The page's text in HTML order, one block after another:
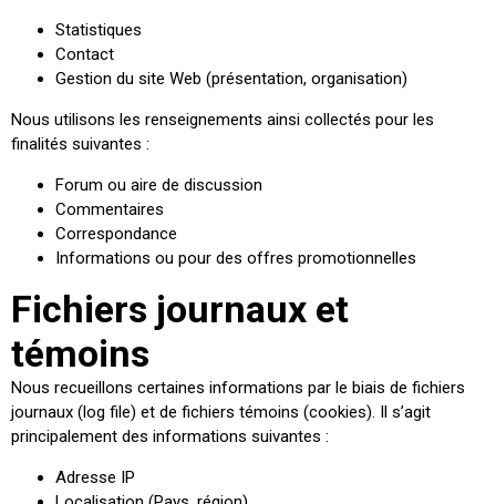
Statistiques
Contact
Gestion du site Web (présentation, organisation)
Nous utilisons les renseignements ainsi collectés pour les
finalités suivantes :
Forum ou aire de discussion
Commentaires
Correspondance
Informations ou pour des offres promotionnelles
Fichiers journaux et
témoins
Nous recueillons certaines informations par le biais de fichiers
journaux (log file) et de fichiers témoins (cookies). Il s’agit
principalement des informations suivantes :
Adresse IP